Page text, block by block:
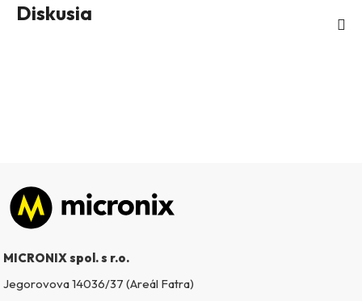
Diskusia
Zápätie
MICRONIX spol. s r.o.
Jegorovova 14036/37 (Areál Fatra)